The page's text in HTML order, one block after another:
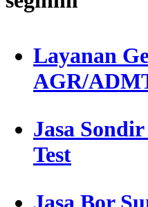
Layanan
AGR/
Jasa
Test
Jasa Bor